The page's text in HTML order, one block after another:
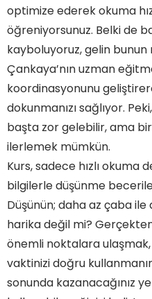
optimize ederek okuma
öğreniyorsunuz. Belki de
kayboluyoruz, gelin bunun
Çankaya’nın uzman
koordinasyonunu
dokunmanızı sağlıyor.
başta zor gelebilir, ama
ilerlemek mümkün.
Kurs, sadece hızlı okuma
bilgilerle düşünme
Düşünün; daha az çaba
harika değil mi?
önemli noktalara ulaşmak,
vaktinizi doğru
sonunda kazanacağınız